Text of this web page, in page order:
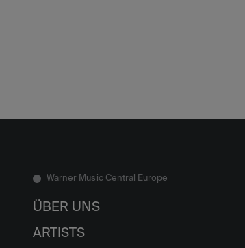
Warner Music Central Europe
ÜBER UNS
ARTISTS